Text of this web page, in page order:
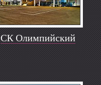
СК Олимпийский